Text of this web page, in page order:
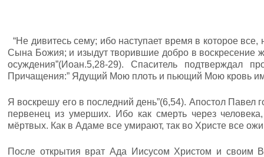
“Не дивитесь сему; ибо наступает время в которое
Сына Божия; и изыдут творившие добро в воскресение
осуждения”(Иоан.5,28-29). Спаситель подтверждал
Причащения:” Ядущий Мою плоть и пьющий Мою кровь
Я воскрешу его в последний день”(6,54). Апостол Павел
первенец из умерших. Ибо как смерть через
мёртвых. Как в Адаме все умирают, так во Христе все
После открытия врат Ада Иисусом Христом и своим